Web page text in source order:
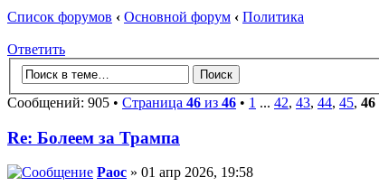
Список форумов ‹ Основной форум ‹ Политика
Ответить
Сообщений: 905 • Страница 46 из 46 • 1 ... 42, 43, 44, 45, 46
Re: Болеем за Трампа
Раос » 01 апр 2026, 19:58